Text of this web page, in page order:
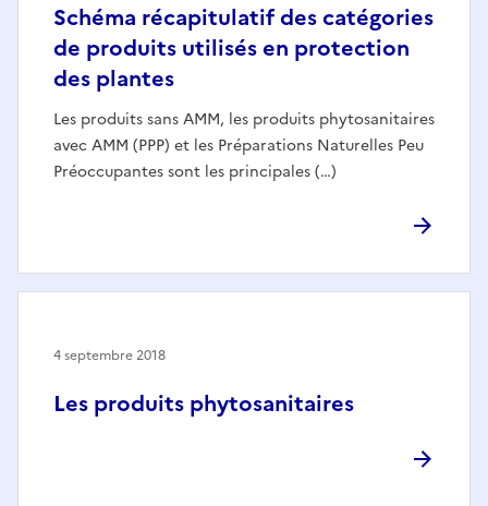
Schéma récapitulatif des catégories
de produits utilisés en protection
des plantes
Les produits sans AMM, les produits phytosanitaires
avec AMM (PPP) et les Préparations Naturelles Peu
Préoccupantes sont les principales (…)
Les produits phytosanitaires
4 septembre 2018